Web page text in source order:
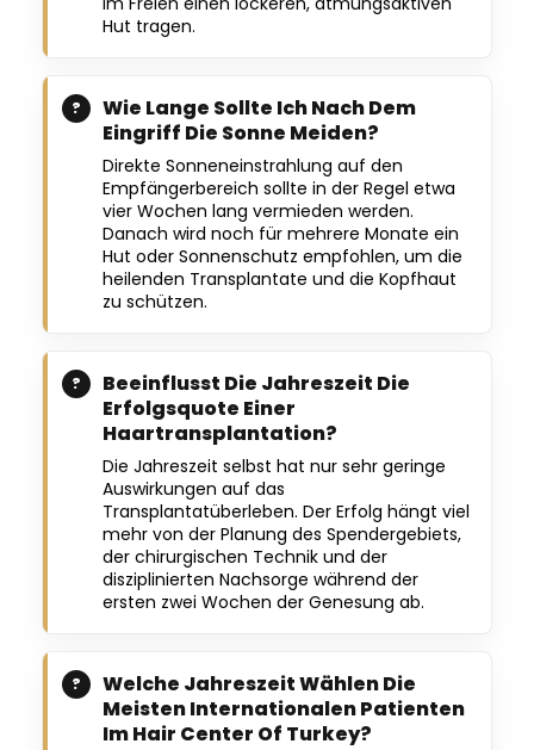
Hut tragen.
Wie Lange Sollte Ich Nach Dem
Eingriff Die Sonne Meiden?
Direkte Sonneneinstrahlung auf den
Empfängerbereich sollte in der Regel etwa
vier Wochen lang vermieden werden.
Danach wird noch für mehrere Monate ein
Hut oder Sonnenschutz empfohlen, um die
heilenden Transplantate und die Kopfhaut
zu schützen.
Beeinflusst Die Jahreszeit Die
Erfolgsquote Einer
Haartransplantation?
Die Jahreszeit selbst hat nur sehr geringe
Auswirkungen auf das
Transplantatüberleben. Der Erfolg hängt viel
mehr von der Planung des Spendergebiets,
der chirurgischen Technik und der
disziplinierten Nachsorge während der
ersten zwei Wochen der Genesung ab.
Welche Jahreszeit Wählen Die
Meisten Internationalen Patienten
Im Hair Center Of Turkey?